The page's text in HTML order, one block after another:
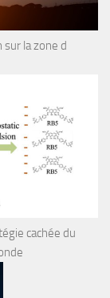
la zone d
cachée du